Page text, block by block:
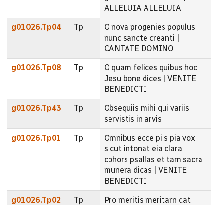
ALLELUIA ALLELUIA
g01026.Tp04 Tp
O nova progenies populus
nunc sancte creanti |
CANTATE DOMINO
g01026.Tp08 Tp
O quam felices quibus hoc
Jesu bone dices | VENITE
BENEDICTI
g01026.Tp43 Tp
Obsequiis mihi qui variis
servistis in arvis
g01026.Tp01 Tp
Omnibus ecce piis pia vox
sicut intonat eia clara
cohors psallas et tam sacra
munera dicas | VENITE
BENEDICTI
g01026.Tp02 Tp
Pro meritis meritarn dat